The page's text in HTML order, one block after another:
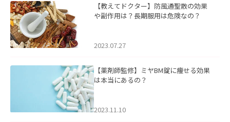
【教えてドクター】防風通聖散の効果
や副作用は？長期服用は危険なの？
2023.07.27
【薬剤師監修】ミヤBM錠に痩せる効果
は本当にあるの？
2023.11.10